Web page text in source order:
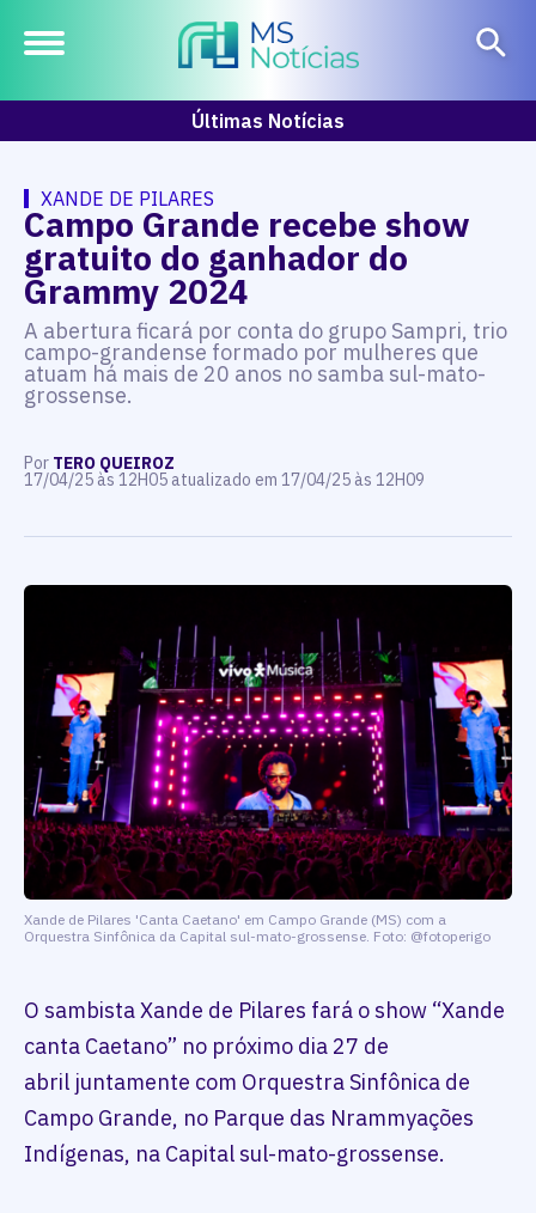
Últimas Notícias
XANDE DE PILARES
Campo Grande recebe show
gratuito do ganhador do
Grammy 2024
A abertura ficará por conta do grupo Sampri, trio
campo-grandense formado por mulheres que
atuam há mais de 20 anos no samba sul-mato-
grossense.
Por TERO QUEIROZ
17/04/25 às 12H05 atualizado em 17/04/25 às 12H09
Xande de Pilares 'Canta Caetano' em Campo Grande (MS) com a
Orquestra Sinfônica da Capital sul-mato-grossense. Foto: @fotoperigo
O sambista Xande de Pilares fará o show “Xande
canta Caetano” no próximo dia 27 de
abril juntamente com Orquestra Sinfônica de
Campo Grande, no Parque das Nrammyações
Indígenas, na Capital sul-mato-grossense.